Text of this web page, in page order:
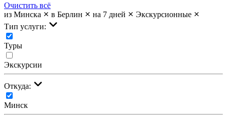
Очистить всё
из Минска
в Берлин на 7 дней
Экскурсионные
Тип услуги:
Туры
Экскурсии
Откуда:
Минск